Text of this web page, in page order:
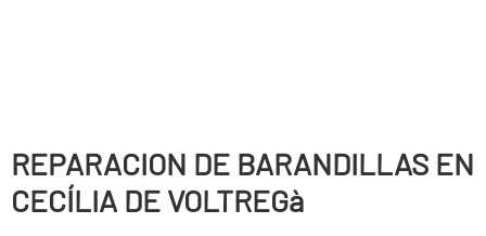
REPARACION DE BARANDILLAS EN
CECÍLIA DE VOLTREGà